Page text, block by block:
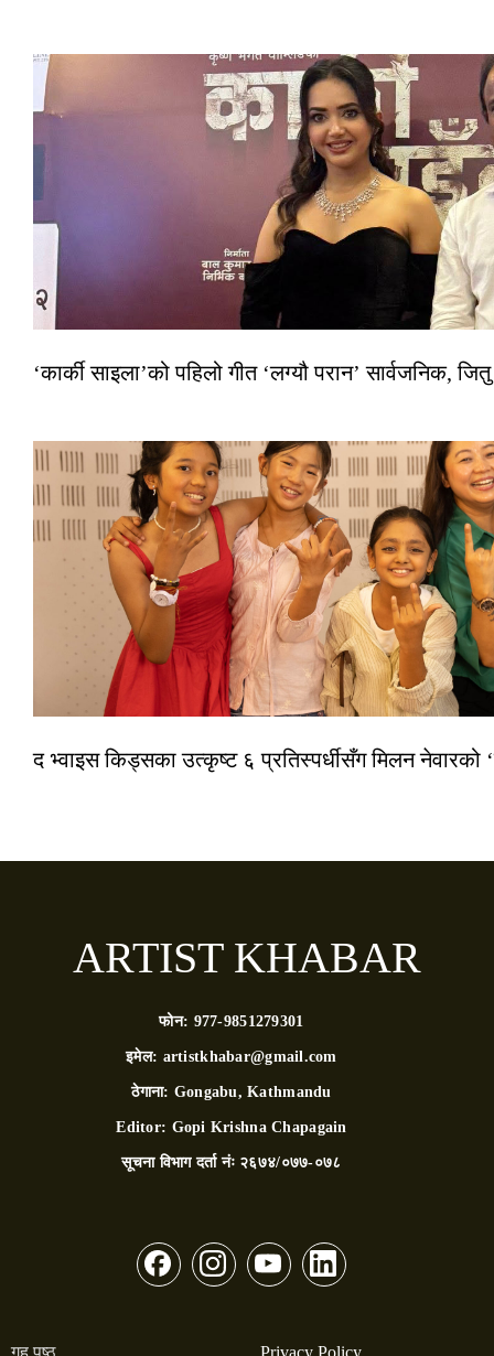
‘कार्की साइला’को पहिलो गीत ‘लग्यौ परान’ सार्वजनिक,
द भ्वाइस किड्सका उत्कृष्ट ६ प्रतिस्पर्धीसँग मिलन नेवारको
ARTIST KHABAR
फोन: 977-9851279301
इमेल: artistkhabar@gmail.com
ठेगाना: Gongabu, Kathmandu
Editor: Gopi Krishna Chapagain
सूचना विभाग दर्ता नंः २६७४/०७७-०७८